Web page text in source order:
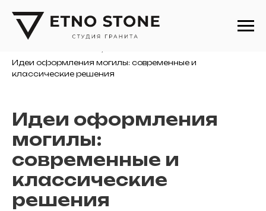
Идеи оформления могилы: современные и
классические решения
Идеи оформления
могилы:
современные и
классические
решения